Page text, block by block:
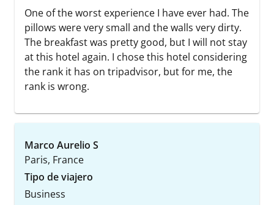
One of the worst experience I have ever had. The
pillows were very small and the walls very dirty.
The breakfast was pretty good, but I will not stay
at this hotel again. I chose this hotel considering
the rank it has on tripadvisor, but for me, the
rank is wrong.
Marco Aurelio S
Paris, France
Tipo de viajero
Business